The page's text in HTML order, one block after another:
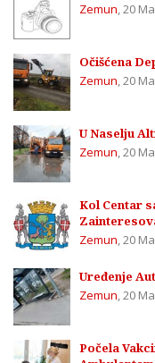
Zemun,20
Očišćena
Zemun,20
U Naselju
Zemun,20
Kol Centar
Zemun,20
Uređenje
Zemun,20
Počela